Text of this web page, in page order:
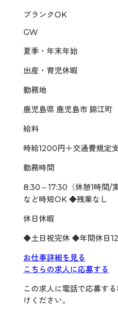
ブランクOK
GW
夏季・年末年始
出産・育児休暇
勤務地
鹿児島県 鹿児島市 錦江町
給料
時給1200円＋交通費規定
勤務時間
8:30～17:30（休憩1時間
など時短OK ◆残業なし
休日休暇
◆土日祝完休 ◆年間休日
お仕事詳細を見る
こちらの求人に応募する
この求人に電話で応募す
けください。